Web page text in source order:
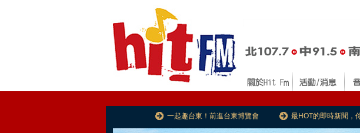
一起趣台東！前進台東博覽會 最HOT的即時新聞，